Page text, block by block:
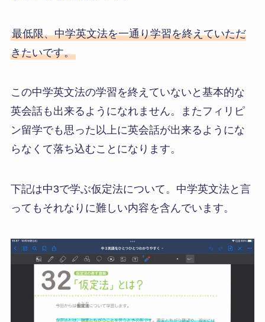
最低限、中学英文法を一通り学習を終えていただ
きたいです。
この中学英文法の学習を終えていないと基本的な
英会話も出来るようになれません。またフィリピ
ン留学でも思った以上に英会話が出来るようにな
らなくて落ち込むことになります。
下記は中3で学ぶ仮定法について。中学英文法と言
ってもそれなりに難しい内容を含んでいます。